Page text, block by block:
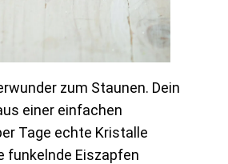
zum Staunen. Dein
einer einfachen
Tage echte Kristalle
funkelnde Eiszapfen